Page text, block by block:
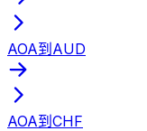
AOA到AUD
AOA到CHF